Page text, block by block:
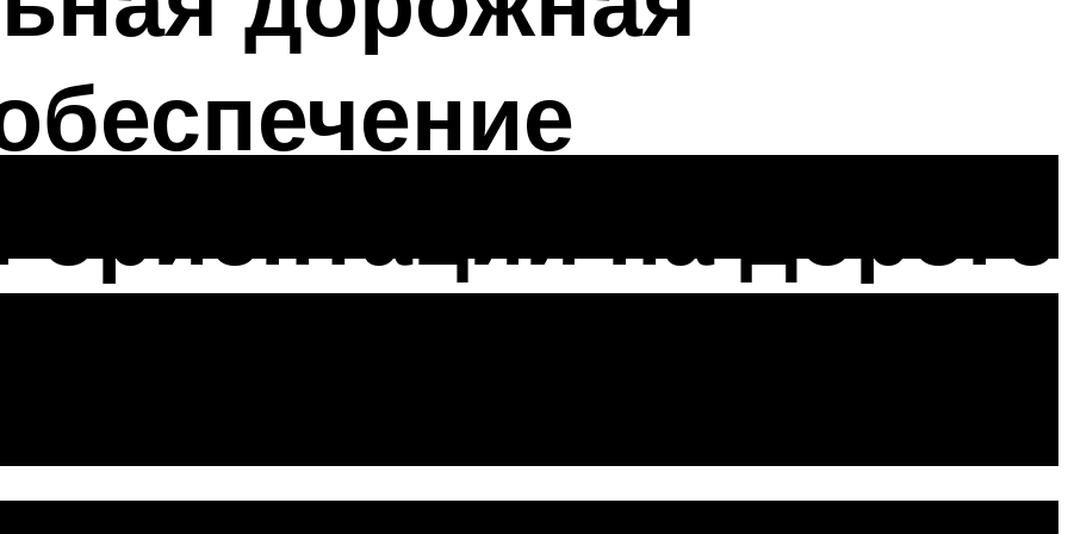
ориентации на дороге
разметка – линии